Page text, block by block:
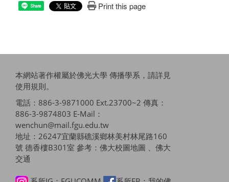
Share Print this page
本網站著作權屬於佛光大學 傳播學系，請詳見
使用規則。
電話：886-3-9871000 Ext.23700~2 傳真：
886-3-9874803 E-Mail：
wenchun@mail.fgu.edu.tw
地址：26247宜蘭縣礁溪鄉林美村林尾路160
號 德香樓B301室 參考： 佛大校圖地圖 、佛大
交通